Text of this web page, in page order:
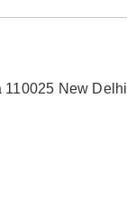
110025 New Delhi